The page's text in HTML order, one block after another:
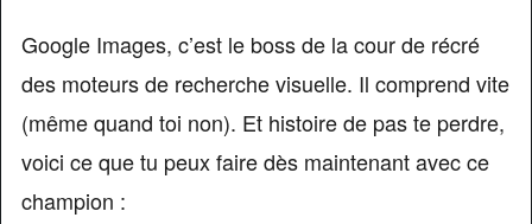
Google Images, c’est le boss de la cour de récré
des moteurs de recherche visuelle. Il comprend vite
(même quand toi non). Et histoire de pas te perdre,
voici ce que tu peux faire dès maintenant avec ce
champion :